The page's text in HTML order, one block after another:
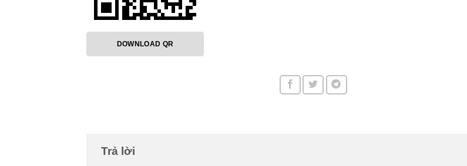
DOWNLOAD QR
Trả lời